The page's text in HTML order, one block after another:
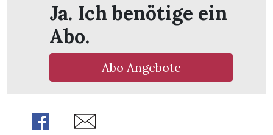
Ja. Ich benötige ein
Abo.
Abo Angebote
Share Share